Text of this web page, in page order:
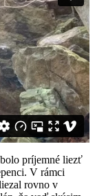
príjemné liezť
V rámci
rovno v